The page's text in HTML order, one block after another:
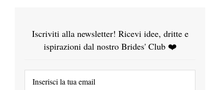
Iscriviti alla newsletter! Ricevi idee, dritte e
ispirazioni dal nostro Brides' Club ❤️